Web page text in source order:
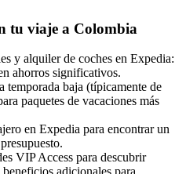
tu viaje a Colombia
y alquiler de coches en Expedia:
ahorros significativos.
temporada baja (típicamente de
paquetes de vacaciones más
en Expedia para encontrar un
VIP Access para descubrir